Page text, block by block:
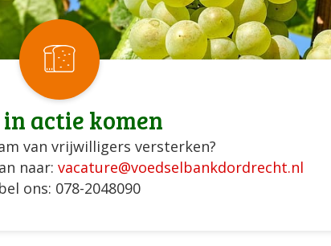
actie komen
van vrijwilligers versterken?
naar: vacature@voedselbankdordrecht.nl
ons: 078-2048090